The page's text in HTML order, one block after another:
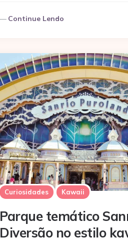
Continue Lendo
Curiosidades Kawaii
Parque temático
Diversão no estilo